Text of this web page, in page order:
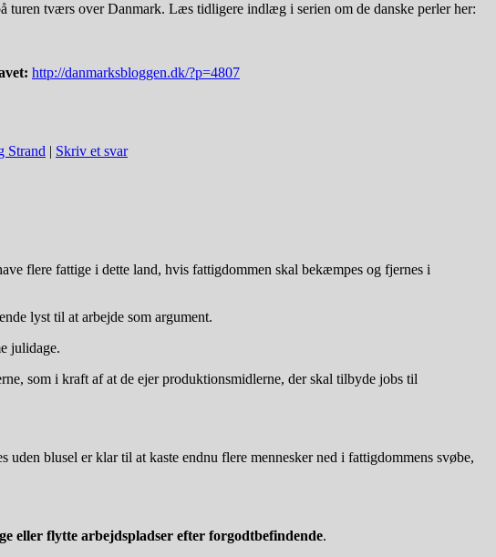
turen tværs over Danmark. Læs tidligere indlæg i serien om de danske perler her:
http://danmarksbloggen.dk/?p=4807
Strand | Skriv et svar
flere fattige i dette land, hvis fattigdommen skal bekæmpes og fjernes i
lyst til at arbejde som argument.
julidage.
som i kraft af at de ejer produktionsmidlerne, der skal tilbyde jobs til
blusel er klar til at kaste endnu flere mennesker ned i fattigdommens svøbe,
eller flytte arbejdspladser efter forgodtbefindende.